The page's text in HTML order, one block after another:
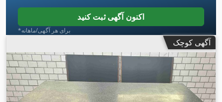
اکنون آگهی ثبت کنید
*برای هر آگهی/ماهانه
آگهی کوچک